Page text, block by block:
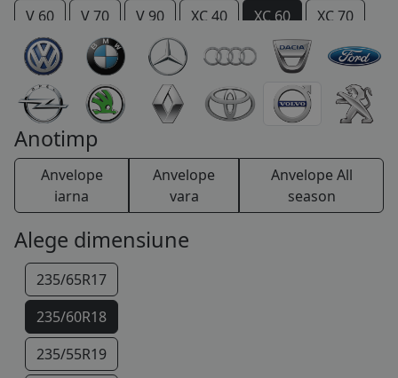
COS ( 0 PRODUSE)
V 60
V 70 V 90 XC 40 XC 60
XC 70
XC 90
Anotimp
Anvelope
iarna
Anvelope
vara
Anvelope All
season
Alege dimensiune
235/65R17
235/60R18
235/55R19